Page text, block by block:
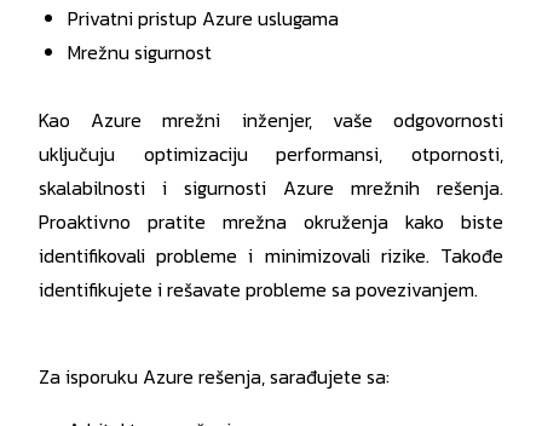
Privatni pristup Azure uslugama
Mrežnu sigurnost
Kao Azure mrežni inženjer, vaše odgovornosti
uključuju optimizaciju performansi, otpornosti,
skalabilnosti i sigurnosti Azure mrežnih rešenja.
Proaktivno pratite mrežna okruženja kako biste
identifikovali probleme i minimizovali rizike. Takođe
identifikujete i rešavate probleme sa povezivanjem.
Za isporuku Azure rešenja, sarađujete sa: